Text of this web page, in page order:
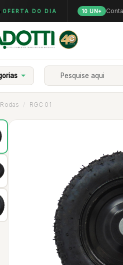
OFERTA DO DIA 10 UN+
Rodas RGC 01